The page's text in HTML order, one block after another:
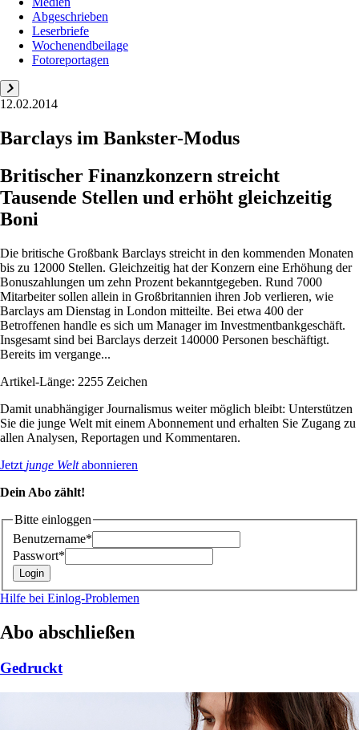
Abgeschrieben
Leserbriefe
Wochenendbeilage
Fotoreportagen
12.02.2014
Barclays im Bankster-Modus
Britischer Finanzkonzern streicht
Tausende Stellen und erhöht gleichzeitig
Boni
Die britische Großbank Barclays streicht in den kommenden Monaten
bis zu 12000 Stellen. Gleichzeitig hat der Konzern eine Erhöhung der
Bonuszahlungen um zehn Prozent bekanntgegeben. Rund 7000
Mitarbeiter sollen allein in Großbritannien ihren Job verlieren, wie
Barclays am Dienstag in London mitteilte. Bei etwa 400 der
Betroffenen handle es sich um Manager im Investmentbankgeschäft.
Insgesamt sind bei Barclays derzeit 140000 Personen beschäftigt.
Bereits im vergange...
Artikel-Länge: 2255 Zeichen
Damit unabhängiger Journalismus weiter möglich bleibt: Unterstützen
Sie die junge Welt mit einem Abonnement und erhalten Sie Zugang zu
allen Analysen, Reportagen und Kommentaren.
Jetzt junge Weltabonnieren
Dein Abo zählt!
Bitte einloggen
Benutzername*
Passwort*
Hilfe bei Einlog-Problemen
Abo abschließen
Gedruckt